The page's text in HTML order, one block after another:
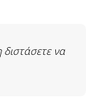
διστάσετε να